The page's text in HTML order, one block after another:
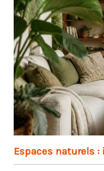
Espaces naturels